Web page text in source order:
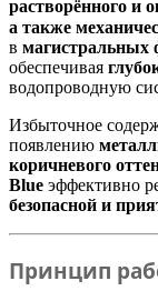
растворённого и
а также
в магистральных
обеспечивая
водопроводную
Избыточное
появлению
коричневого
Blue эффективно
безопасной и
Принцип